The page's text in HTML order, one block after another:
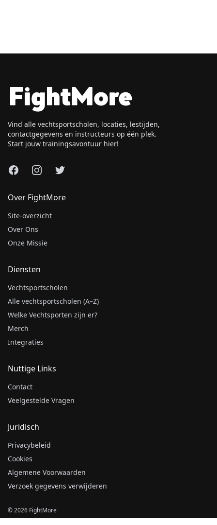
Vind alle vechtsportscholen, locaties, lestijden,
contactgegevens en instructeurs op één plek.
Start jouw trainingsavontuur hier!
FacebookInstagram
X
Over FightMore
Site-overzicht
Over Ons
Onze Missie
Diensten
Vechtsportscholen
Alle vechtsportscholen (A–Z)
Welke Vechtsporten zijn er?
Merch
Integraties
Nuttige Links
Contact
Veelgestelde Vragen
Juridisch
Privacybeleid
Cookies
Algemene Voorwaarden
Verzoek gegevens verwijderen
© 2026 FightMore